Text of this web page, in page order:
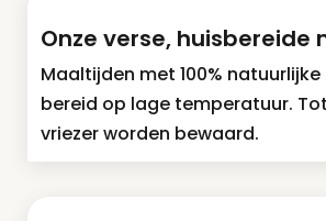
Onze verse, huisbereide
Maaltijden met 100%
bereid op lage temperatuur.
vriezer worden bewaard.